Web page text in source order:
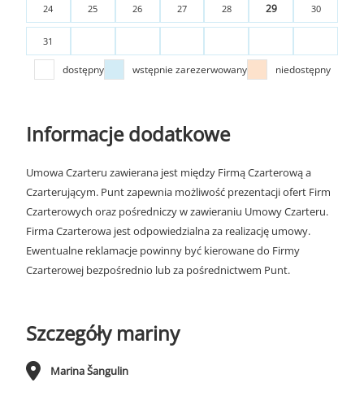
24 25 26 27 28 29 30
31
dostępny wstępnie zarezerwowany niedostępny
Informacje dodatkowe
Umowa Czarteru zawierana jest między Firmą Czarterową a
Czarterującym. Punt zapewnia możliwość prezentacji ofert Firm
Czarterowych oraz pośredniczy w zawieraniu Umowy Czarteru.
Firma Czarterowa jest odpowiedzialna za realizację umowy.
Ewentualne reklamacje powinny być kierowane do Firmy
Czarterowej bezpośrednio lub za pośrednictwem Punt.
Szczegóły mariny
Marina Šangulin